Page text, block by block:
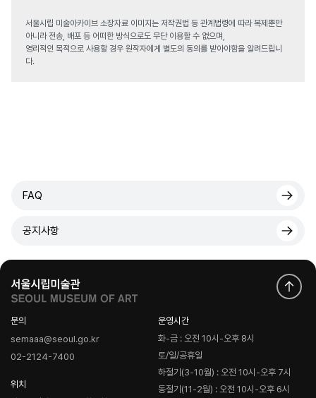
서울시립 미술아카이브 소장자료 이미지는 저작권법 등 관계법령에 따라 복제뿐만
아니라 전송, 배포 등 어떠한 방식으로도 무단 이용할 수 없으며,
영리적인 목적으로 사용할 경우 원작자에게 별도의 동의를 받아야함을 알려드립니
다.
FAQ
공지사항
문의
semaaa@seoul.go.kr
02-2124-7400
위치
운영시간
화-금 : 오전 10시-오후 8시
토/일/공휴일
하절기(3-10월) : 오전 10시-오후 7시
동절기(11-2월) : 오전 10시-오후 6시